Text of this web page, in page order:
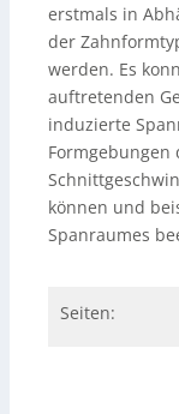
erstmals in
der
werden. Es
auftretenden
induzierte
können und
Spanraumes
Seiten: